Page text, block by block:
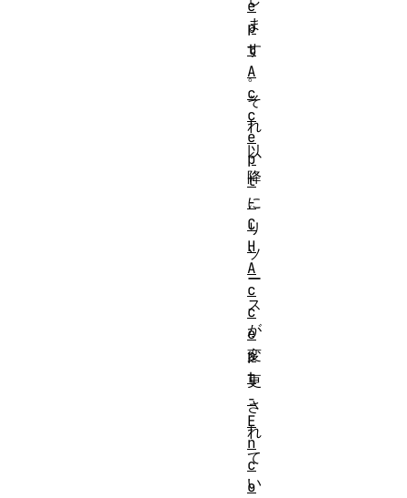
ま
す
。
そ
れ
以
降
に
リ
ソ
ー
ス
が
変
更
さ
れ
て
い
e
p
t
A
c
c
e
p
t
-
C
H
A
c
c
e
p
t
-
E
n
c
o